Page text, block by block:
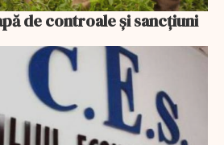
de controale și sancțiuni